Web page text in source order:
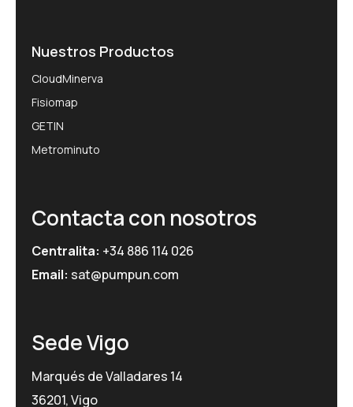
Nuestros Productos
CloudMinerva
Fisiomap
GETIN
Metrominuto
Contacta con nosotros
Centralita: +34 886 114 026
Email: sat@pumpun.com
Sede Vigo
Marqués de Valladares 14
36201, Vigo